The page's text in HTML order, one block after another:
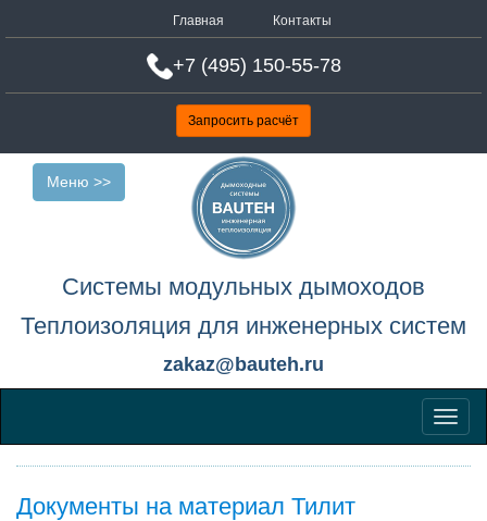
Главная Контакты
+7 (495) 150-55-78
Запросить расчёт
Системы модульных дымоходов
Теплоизоляция для инженерных систем
zakaz@bauteh.ru
Меню
Меню >>
Документы на материал Тилит